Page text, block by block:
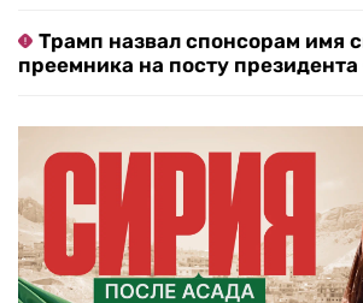
Трамп назвал спонсорам имя
преемника на посту